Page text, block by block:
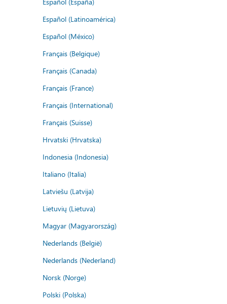
Español (Latinoamérica)
Español (México)
Français (Belgique)
Français (Canada)
Français (France)
Français (International)
Français (Suisse)
Hrvatski (Hrvatska)
Indonesia (Indonesia)
Italiano (Italia)
Latviešu (Latvija)
Lietuvių (Lietuva)
Magyar (Magyarország)
Nederlands (België)
Nederlands (Nederland)
Norsk (Norge)
Polski (Polska)